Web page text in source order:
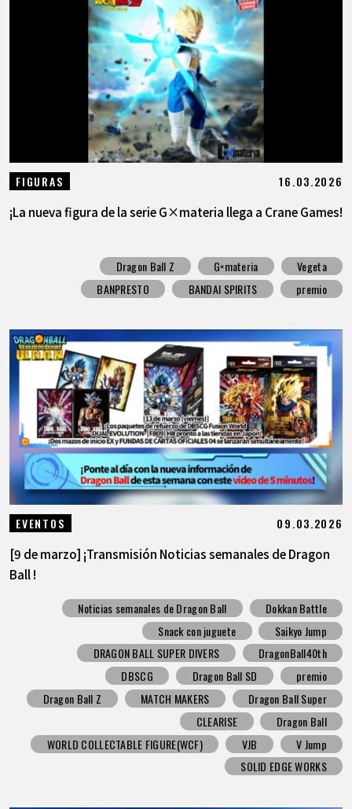
FIGURAS 16.03.2026
¡La nueva figura de la serie G×materia llega a Crane Games!
Dragon Ball Z G×materia
Vegeta
BANPRESTO
BANDAI SPIRITS premio
EVENTOS 09.03.2026
[9 de marzo] ¡Transmisión Noticias semanales de Dragon
Ball !
Noticias semanales de Dragon Ball
Dokkan Battle
Snack con juguete
Saikyo Jump
DRAGON BALL SUPER DIVERS
DragonBall40th
DBSCG
Dragon Ball SD
premio
Dragon Ball Z
MATCH MAKERS
Dragon Ball Super
CLEARISE
Dragon Ball
WORLD COLLECTABLE FIGURE(WCF)
VJB
V Jump
SOLID EDGE WORKS